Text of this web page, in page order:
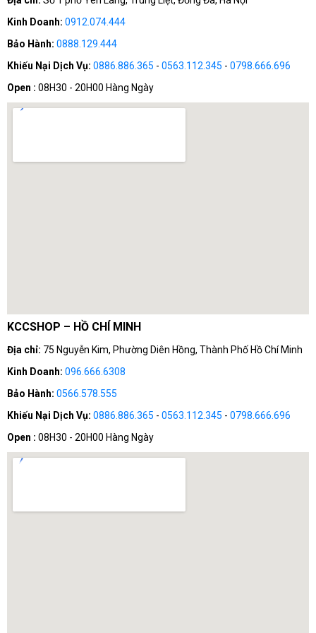
Kinh Doanh: 0912.074.444
Bảo Hành: 0888.129.444
Khiếu Nại Dịch Vụ: 0886.886.365 - 0563.112.345 - 0798.666.696
Open : 08H30 - 20H00 Hàng Ngày
KCCSHOP – HỒ CHÍ MINH
Địa chỉ: 75 Nguyễn Kim, Phường Diên Hồng, Thành Phố Hồ Chí Minh
Kinh Doanh: 096.666.6308
Bảo Hành: 0566.578.555
Khiếu Nại Dịch Vụ: 0886.886.365 - 0563.112.345 - 0798.666.696
Open : 08H30 - 20H00 Hàng Ngày